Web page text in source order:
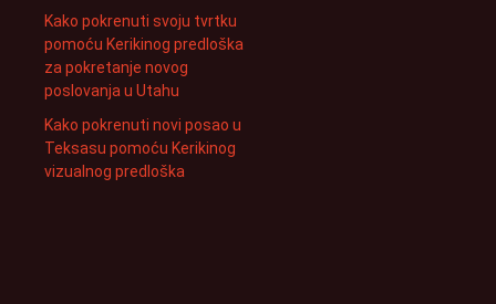
Kako pokrenuti svoju tvrtku
pomoću Kerikinog predloška
za pokretanje novog
poslovanja u Utahu
Kako pokrenuti novi posao u
Teksasu pomoću Kerikinog
vizualnog predloška